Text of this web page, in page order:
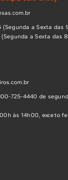
a Sexta das
a Sexta das
725-4440 de
às 14h00, exceto